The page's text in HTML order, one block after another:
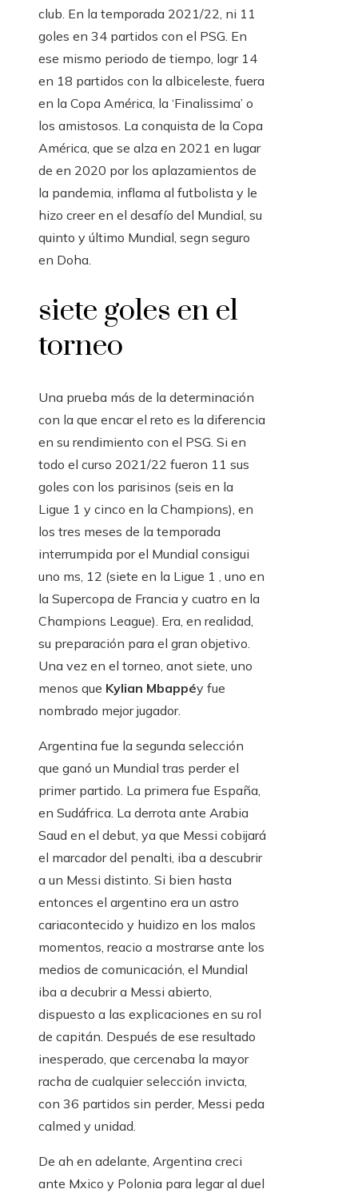
club. En la temporada 2021/22, ni 11
goles en 34 partidos con el PSG. En
ese mismo periodo de tiempo, logr 14
en 18 partidos con la albiceleste, fuera
en la Copa América, la ‘Finalissima’ o
los amistosos. La conquista de la Copa
América, que se alza en 2021 en lugar
de en 2020 por los aplazamientos de
la pandemia, inflama al futbolista y le
hizo creer en el desafío del Mundial, su
quinto y último Mundial, segn seguro
en Doha.
siete goles en el
torneo
Una prueba más de la determinación
con la que encar el reto es la diferencia
en su rendimiento con el PSG. Si en
todo el curso 2021/22 fueron 11 sus
goles con los parisinos (seis en la
Ligue 1 y cinco en la Champions), en
los tres meses de la temporada
interrumpida por el Mundial consigui
uno ms, 12 (siete en la Ligue 1 , uno en
la Supercopa de Francia y cuatro en la
Champions League). Era, en realidad,
su preparación para el gran objetivo.
Una vez en el torneo, anot siete, uno
menos que Kylian Mbappéy fue
nombrado mejor jugador.
Argentina fue la segunda selección
que ganó un Mundial tras perder el
primer partido. La primera fue España,
en Sudáfrica. La derrota ante Arabia
Saud en el debut, ya que Messi cobijará
el marcador del penalti, iba a descubrir
a un Messi distinto. Si bien hasta
entonces el argentino era un astro
cariacontecido y huidizo en los malos
momentos, reacio a mostrarse ante los
medios de comunicación, el Mundial
iba a decubrir a Messi abierto,
dispuesto a las explicaciones en su rol
de capitán. Después de ese resultado
inesperado, que cercenaba la mayor
racha de cualquier selección invicta,
con 36 partidos sin perder, Messi peda
calmed y unidad.
De ah en adelante, Argentina creci
ante Mxico y Polonia para legar al duel